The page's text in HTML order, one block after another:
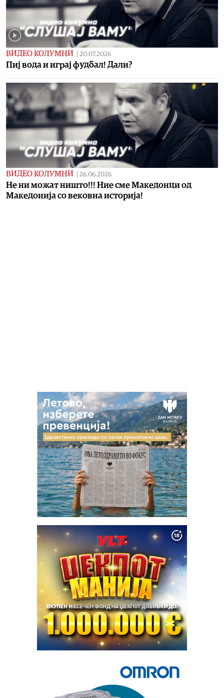
ВИДЕО КОЛУМНИ | 20.07.2026
Пиј вода и играј фудбал! Дали?
ВИДЕО КОЛУМНИ | 26.06.2026
Не ни можат ништо!!! Ние сме Македонци од
Македонија со вековна историја!